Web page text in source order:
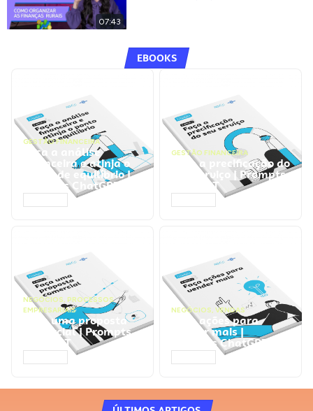
07:43
EBOOKS
GESTÃO FINANCEIRA
Faça a análise
financeira e atinja o
ponto de equilíbrio |
Prompts ChatGPT
GESTÃO FINANCEIRA
Faça a precificação do
seu serviço | Prompts
ChatGPT
NEGÓCIOS, PROCESSOS
EMPRESARIAIS
Faça uma proposta
comercial | Prompts
ChatGPT
NEGÓCIOS, VENDAS
Faça ações para
vender mais |
Prompts ChatGPT